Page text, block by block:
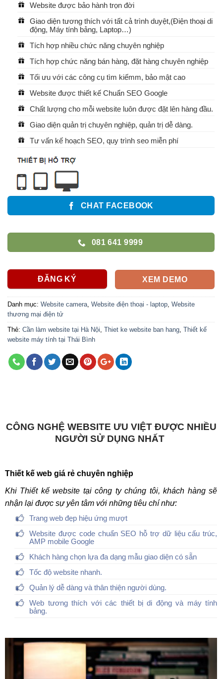
Website được bảo hành trọn đời
Giao diện tương thích với tất cả trình duyệt,(Điện thoại di
động, Máy tính bảng, Laptop…)
Tích hợp nhiều chức năng chuyên nghiệp
Tích hợp chức năng bán hàng, đặt hàng chuyên nghiệp
Tối ưu với các công cụ tìm kiếmm, bảo mật cao
Website được thiết kế Chuẩn SEO Google
Chất lượng cho mỗi website luôn được đặt lên hàng đầu.
Giao diện quản trị chuyên nghiệp, quản trị dễ dàng.
Tư vấn kế hoạch SEO, quy trình seo miễn phí
CHAT FACEBOOK
081 641 9999
ĐĂNG KÝ XEM DEMO
Danh mục: Website camera Website điện thoại - laptop Website
thương mại điện tử
Thẻ: Cần làm website tại Hà Nội Thiet ke website ban hang Thiết kế
website máy tính tại Thái Bình
CÔNG NGHỆ WEBSITE ƯU VIỆT ĐƯỢC NHIỀU
NGƯỜI SỬ DỤNG NHẤT
Thiết kế web giá rẻ chuyên nghiệp
Khi Thiết kế website tại công ty chúng tôi, khách hàng sẽ
nhận lại được sự yên tâm với những tiêu chí như:
Trang web đẹp hiệu ứng mượt
Website được code chuẩn SEO hỗ trợ dữ liệu cấu trúc,
AMP mobile Google
Khách hàng chọn lựa đa dạng mẫu giao diện có sẵn
Tốc độ website nhanh.
Quản lý dễ dàng và thân thiện người dùng.
Web tương thích với các thiết bị di động và máy tính
bảng.